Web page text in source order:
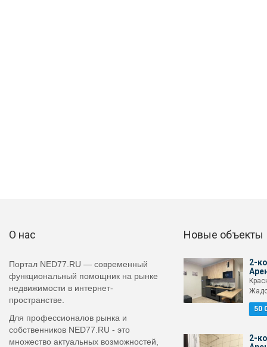
О нас
Портал NED77.RU — современный
функциональный помощник на рынке
недвижимости в интернет-
пространстве.
Для профессионалов рынка и
собственников NED77.RU - это
множество актуальных возможностей,
Новые объекты
2-
50
2-